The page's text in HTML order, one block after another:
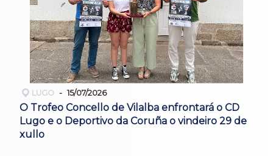
LUGO 15/07/2026
O Trofeo Concello de Vilalba enfrontará o CD
Lugo e o Deportivo da Coruña o vindeiro 29 de
xullo